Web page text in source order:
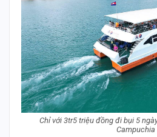
Chỉ với 3tr5 triệu đồng đi bụi 5
Campuchia